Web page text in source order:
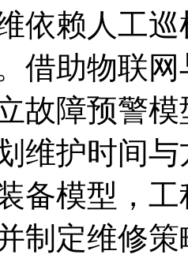
依赖人工
借助物联
故障预警
维护时间
备模型，
制定维修